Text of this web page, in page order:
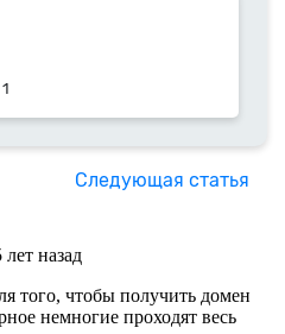
1
Следующая статья